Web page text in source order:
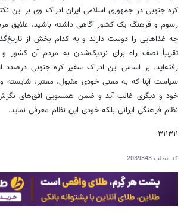
کره جنوبی در جمهوری اسلامی ایران ادراک وی بر این
رسوم و فرهنگ یک کشور آگاهی داشته باشید، علایق
چه غذاهایی را دوست دارند و به کدام بخش از
تقریباً نصف راه برای نزدیک‌شدن به مردم آن کشور و
رفته‌اید. بر اساس این ادراک سفیر کره جنوبی
سیاست آپنا که به معنی خودی مقبول، معتبر،
خود و دیگری غالب آید و ضمن همسویی افق‌های
نظام فرهنگی ایرانی بلکه خودی این نظام معرفی نماید.
۳۱۱۳۱۱
کد مطلب2039343